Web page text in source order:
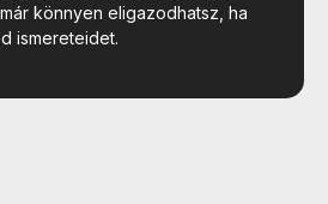
könnyen eligazodhatsz, ha
ismereteidet.